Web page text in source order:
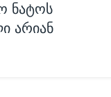
ნატოს
არიან